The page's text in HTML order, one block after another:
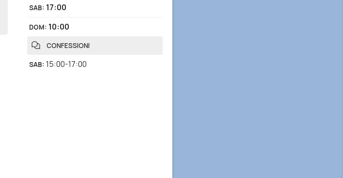
SAB: 17:00
DOM: 10:00
CONFESSIONI
SAB: 15:00-17:00